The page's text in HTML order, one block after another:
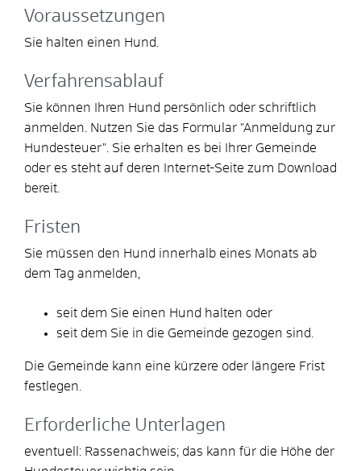
Voraussetzungen
Sie halten einen Hund.
Verfahrensablauf
Sie können Ihren Hund persönlich oder schriftlich
anmelden.
Nutzen Sie das Formular "Anmeldung zur
Hundesteuer". Sie erhalten es bei Ihrer Gemeinde
oder es steht auf deren Internet-Seite zum Download
bereit.
Fristen
Sie müssen den Hund innerhalb eines Monats ab
dem Tag anmelden,
seit dem Sie einen Hund halten oder
seit dem Sie in die Gemeinde gezogen sind.
Die Gemeinde kann eine kürzere oder längere Frist
festlegen.
Erforderliche Unterlagen
eventuell: Rassenachweis; das kann für die Höhe der